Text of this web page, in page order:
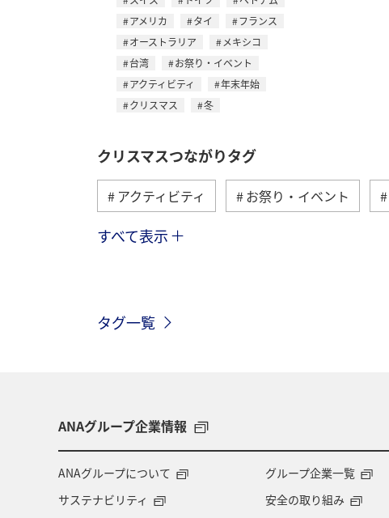
アメリカ
タイ
フランス
オーストラリア
メキシコ
台湾
お祭り・イベント
アクティビティ
年末年始
クリスマス
冬
クリスマスつながりタグ
アクティビティ お祭り・イベント
ヨーロッパ
メキシコ
すべて表示
タグ一覧
ANAグループ企業情報
ANAグループについて グループ企業一覧
サステナビリティ
安全の取り組み